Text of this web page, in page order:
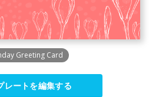
Greeting Card
レートを編集する